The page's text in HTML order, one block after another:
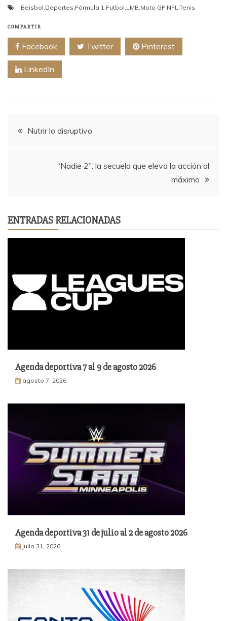
Beisbol Deportes Fórmula 1 Futbol LMB Moto GP NFL Tenis
COMPARTIR
Facebook Twitter Pinterest
LinkedIn
Navegación
Nutrir lo disruptivo
“Nadie 2”: la secuela que eleva la acción al
máximo
ENTRADAS RELACIONADAS
Agenda deportiva 7 al 9 de agosto 2026
agosto 7, 2026
Agenda deportiva 31 de julio al 2 de agosto 2026
julio 31, 2026